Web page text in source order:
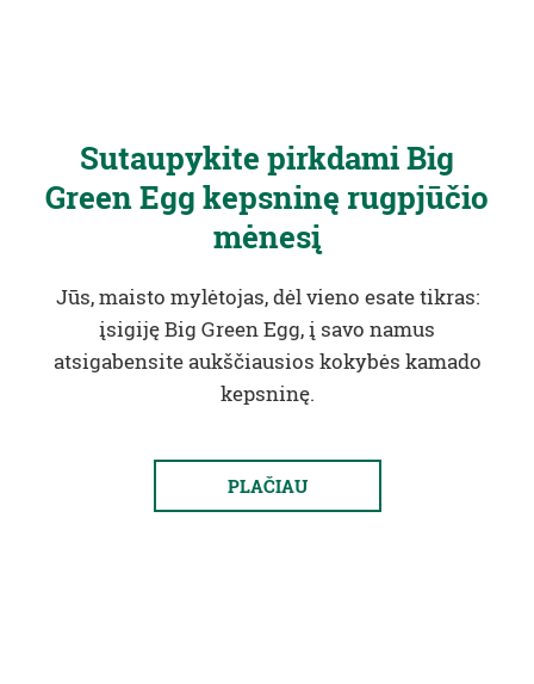
Sutaupykite pirkdami Big
Green Egg kepsninę rugpjūčio
mėnesį
Jūs, maisto mylėtojas, dėl vieno esate tikras:
įsigiję Big Green Egg, į savo namus
atsigabensite aukščiausios kokybės kamado
kepsninę.
PLAČIAU